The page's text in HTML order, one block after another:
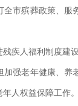
全市殡葬政策、
疾人福利制度建
加强老年健康、
人权益保障工作